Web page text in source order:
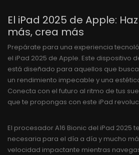
El iPad 2025 de Apple:
más, crea más
Prepárate para una experiencia
el iPad 2025 de Apple. Este dispositivo
está diseñado para aquellos que
un rendimiento impecable y una
Conecta con el futuro al ritmo de tus
que te propongas con este iPad
El procesador A16 Bionic del iPad 2025
necesaria para el día a día y mucho
velocidad impactante mientras